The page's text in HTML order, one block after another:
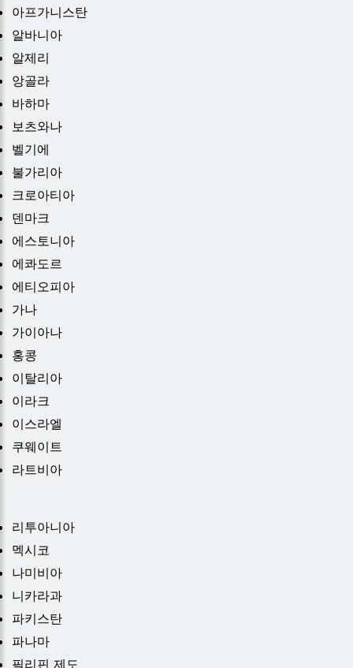
아프가니스탄
알바니아
알제리
앙골라
바하마
보츠와나
벨기에
불가리아
크로아티아
덴마크
에스토니아
에콰도르
에티오피아
가나
가이아나
홍콩
이탈리아
이라크
이스라엘
쿠웨이트
라트비아
리투아니아
멕시코
나미비아
니카라과
파키스탄
파나마
필리핀 제도